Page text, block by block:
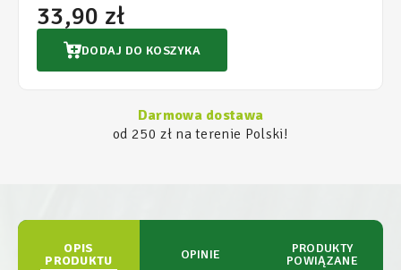
33,90 zł
DODAJ DO KOSZYKA
Darmowa dostawa
od 250 zł na terenie Polski!
OPIS
PRODUKTU
OPINIE
PRODUKTY
POWIĄZANE